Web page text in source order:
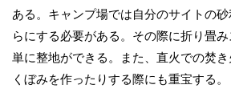
ある。キャンプ場では自分のサイトの
らにする必要がある。その際に折り畳
単に整地ができる。また、直火での焚
くぼみを作ったりする際にも重宝する。